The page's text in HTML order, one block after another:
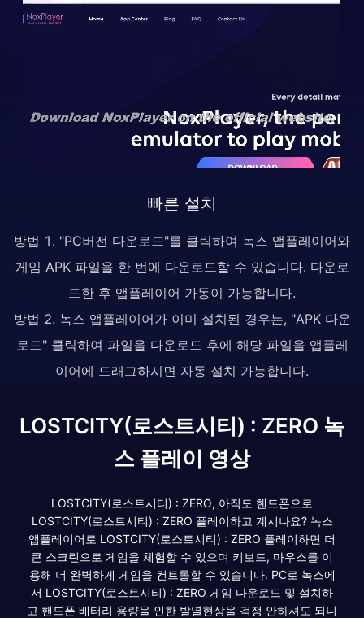
빠른 설치
방법 1. "PC버전 다운로드"를 클릭하여 녹스 앱플레이어와
게임 APK 파일을 한 번에 다운로드할 수 있습니다. 다운로
드한 후 앱플레이어 가동이 가능합니다.
방법 2. 녹스 앱플레이어가 이미 설치된 경우는, "APK 다운
로드" 클릭하여 파일을 다운로드 후에 해당 파일을 앱플레
이어에 드래그하시면 자동 설치 가능합니다.
LOSTCITY(로스트시티) : ZERO 녹
스 플레이 영상
LOSTCITY(로스트시티) : ZERO, 아직도 핸드폰으로
LOSTCITY(로스트시티) : ZERO 플레이하고 계시나요? 녹스
앱플레이어로 LOSTCITY(로스트시티) : ZERO 플레이하면 더
큰 스크린으로 게임을 체험할 수 있으며 키보드, 마우스를 이
용해 더 완벽하게 게임을 컨트롤할 수 있습니다. PC로 녹스에
서 LOSTCITY(로스트시티) : ZERO 게임 다운로드 및 설치하
고 핸드폰 배터리 용량을 인한 발열현상을 걱정 안하셔도 되니